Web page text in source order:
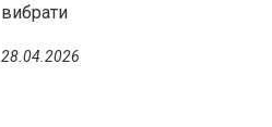
вибрати
28.04.2026